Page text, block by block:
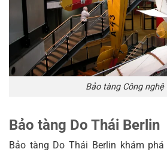
Bảo tàng Công
Bảo tàng Do Thái Berlin
Bảo tàng Do Thái Berlin khám